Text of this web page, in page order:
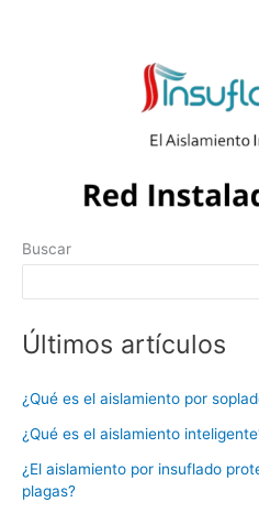
Buscar
Últimos artículos
¿Qué es el aislamiento por
¿Qué es el aislamiento
¿El aislamiento por insuflado
plagas?